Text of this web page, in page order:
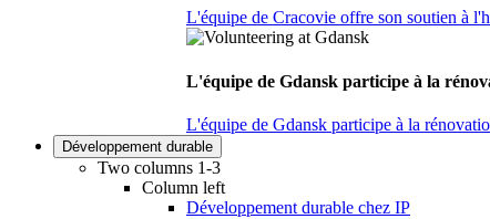
L'équipe de Cracovie offre son soutien à
L'équipe de Gdansk participe à la
L'équipe de Gdansk participe à la
Développement durable
Two columns 1-3
Column left
Développement durable chez IP